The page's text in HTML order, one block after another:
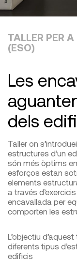
TALLER PER
(ESO)
Les
dels
Taller on
estructures d’un
són més òptims
esforços estan
elements
a través
encavallada per
comporten les
L’objectiu
diferents tipus
edificis